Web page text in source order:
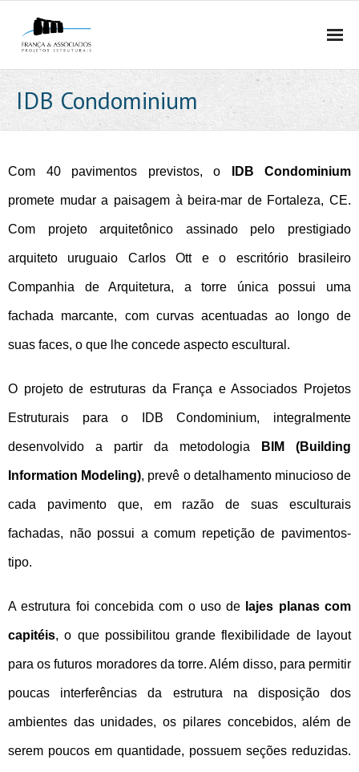
QUEM SOMOS
- MÉTODO
- EQUIPE
- POLÍTICA DE PRIVACIDADE E PROTEÇÃO DE DADOS
PROJETOS ESTRUTURAIS
NOVIDADES
NEWSLETTER
IDB Condominium
Com 40 pavimentos previstos, o IDB Condominium
promete mudar a paisagem à beira-mar de Fortaleza, CE.
Com projeto arquitetônico assinado pelo prestigiado
arquiteto uruguaio Carlos Ott e o escritório brasileiro
Companhia de Arquitetura, a torre única possui uma
fachada marcante, com curvas acentuadas ao longo de
suas faces, o que lhe concede aspecto escultural.
O projeto de estruturas da França e Associados Projetos
Estruturais para o IDB Condominium, integralmente
desenvolvido a partir da metodologia BIM (Building
Information Modeling), prevê o detalhamento minucioso de
cada pavimento que, em razão de suas esculturais
fachadas, não possui a comum repetição de pavimentos-
tipo.
A estrutura foi concebida com o uso de lajes planas com
capitéis, o que possibilitou grande flexibilidade de layout
para os futuros moradores da torre. Além disso, para permitir
poucas interferências da estrutura na disposição dos
ambientes das unidades, os pilares concebidos, além de
serem poucos em quantidade, possuem seções reduzidas.